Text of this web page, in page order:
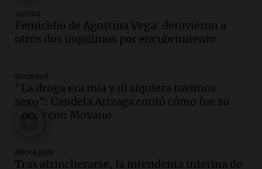
Panorama Federal
Episodios
Audio.Detienen a pareja en Alderete por
mediante delivery
Panorama Federal
Episodios
Audio. El alzobispo García Cueva llama a
Panorama Federal
Episodios
Juntos
Femicidio de Agostina Vega: detuvieron a
otros dos inquilinos por encubrimiento
Sociedad
"La droga era mía y ni siquiera tuvimos
sexo": Candela Arizaga contó cómo fue su
noche con Moyano
Ahora país
Tras atrincherarse, la intendenta interina de